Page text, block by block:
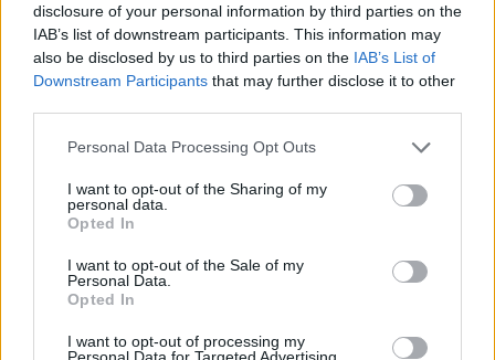
disclosure of your personal information by third parties on the
IAB’s list of downstream participants. This information may
also be disclosed by us to third parties on the IAB’s List of
Downstream Participants that may further disclose it to other
Personal Data Processing Opt Outs
I want to opt-out of the Sharing of my
personal data.
Opted In
I want to opt-out of the Sale of my
Personal Data.
Opted In
I want to opt-out of processing my
Personal Data for Targeted Advertising.
Aποκαλύψεις σοκ για απειλές θανάτου στο Μουντιάλ:
«Θα ανατινάξω τον Μέσι με τέσσερις βόμβες!»
17:22
Γη - Πολιτισμός- Τουρισμός”
Δήμος Ανωγείων: Ένταξη έργου αγροτικής οδοποιίας στο
λόγω πολύ υψηλού κινδύνου πυρκαγιάς